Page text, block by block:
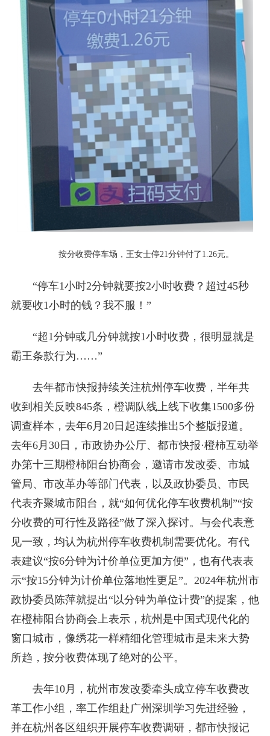
按分收费停车场，王女士停21分钟付了1.26元。
“停车1小时2分钟就要按2小时收费？超过45秒
就要收1小时的钱？我不服！”
“超1分钟或几分钟就按1小时收费，很明显就是
霸王条款行为……”
去年都市快报持续关注杭州停车收费，半年共
收到相关反映845条，橙调队线上线下收集1500多份
调查样本，去年6月20日起连续推出5个整版报道。
去年6月30日，市政协办公厅、都市快报·橙柿互动举
办第十三期橙柿阳台协商会，邀请市发改委、市城
管局、市改革办等部门代表，以及政协委员、市民
代表齐聚城市阳台，就“如何优化停车收费机制”“按
分收费的可行性及路径”做了深入探讨。与会代表意
见一致，均认为杭州停车收费机制需要优化。有代
表建议“按6分钟为计价单位更加方便”，也有代表表
示“按15分钟为计价单位落地性更足”。2024年杭州市
政协委员陈萍就提出“以分钟为单位计费”的提案，他
在橙柿阳台协商会上表示，杭州是中国式现代化的
窗口城市，像绣花一样精细化管理城市是未来大势
所趋，按分收费体现了绝对的公平。
去年10月，杭州市发改委牵头成立停车收费改
革工作小组，率工作组赴广州深圳学习先进经验，
并在杭州各区组织开展停车收费调研，都市快报记